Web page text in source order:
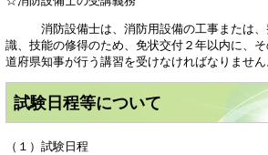
消防設備士は、消防用設備の工事または、
識、技能の修得のため、免状交付２年以内に、
道府県知事が行う講習を受けなければなりません
試験日程等について
（１）試験日程